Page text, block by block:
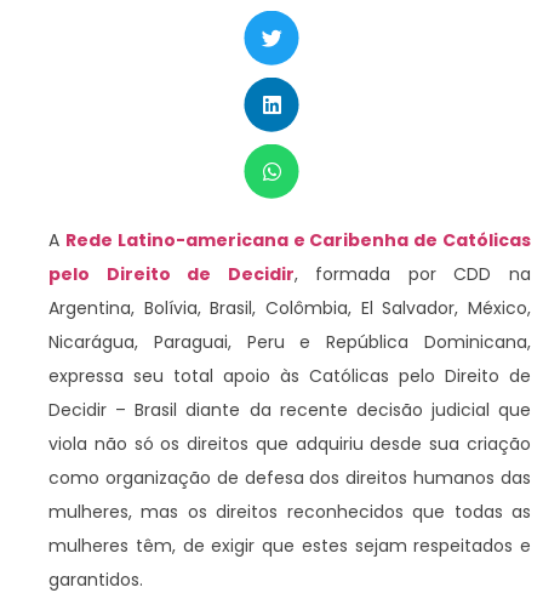
A Rede Latino-americana e Caribenha de Católicas
pelo Direito de Decidir, formada por CDD na
Argentina, Bolívia, Brasil, Colômbia, El Salvador, México,
Nicarágua, Paraguai, Peru e República Dominicana,
expressa seu total apoio às Católicas pelo Direito de
Decidir – Brasil diante da recente decisão judicial que
viola não só os direitos que adquiriu desde sua criação
como organização de defesa dos direitos humanos das
mulheres, mas os direitos reconhecidos que todas as
mulheres têm, de exigir que estes sejam respeitados e
garantidos.